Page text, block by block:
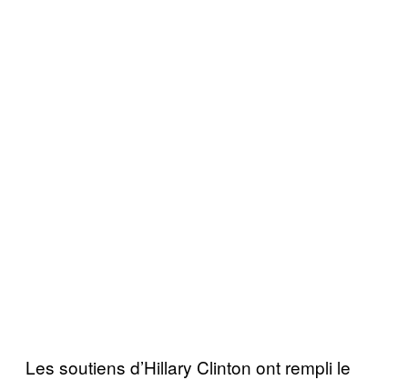
Les soutiens d’Hillary Clinton ont rempli le